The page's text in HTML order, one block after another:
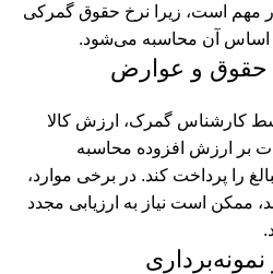
مهم است، زیرا نرخ حقوق گمرکی
اساس آن محاسبه می‌شود.
کارشناس گمرک، ارزش کالا
بر ارزش افزوده محاسبه
را پرداخت کند. در برخی موارد،
ممکن است نیاز به ارزیابی مجدد